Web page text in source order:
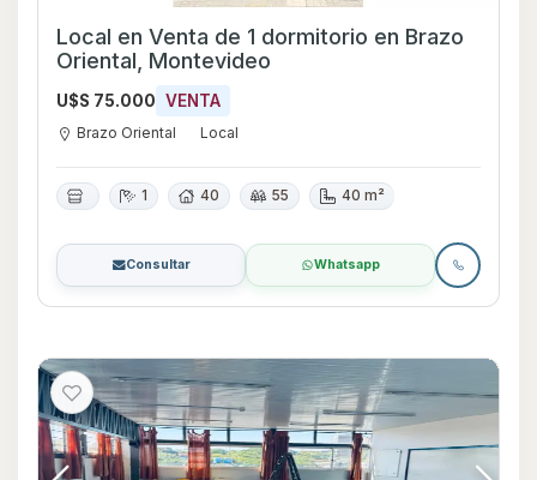
Local en Venta de 1 dormitorio en Brazo
Oriental, Montevideo
U$S 75.000 VENTA
Brazo Oriental Local
1 40 55 40 m²
Consultar Whatsapp